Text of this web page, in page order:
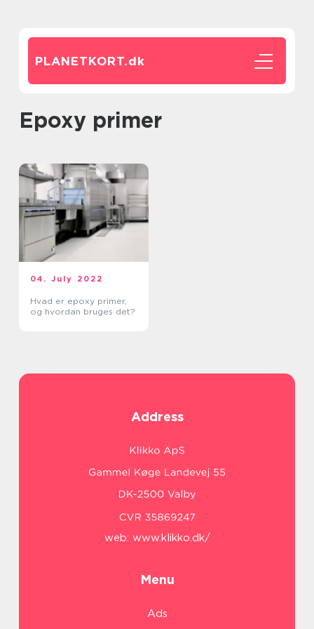
PLANETKORT.dk
epoxy primer
04. July 2022
Hvad er epoxy primer,
og hvordan bruges det?
Address
web: www.klikko.dk/
Menu
Ads